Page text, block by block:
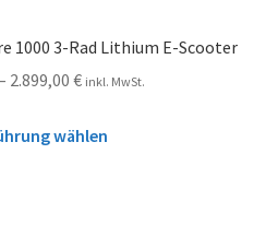
1000 3-Rad Lithium E-Scooter
2.899,00 € inkl. MwSt.
wählen